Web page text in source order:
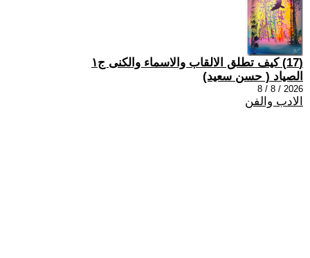
(17) كيف تطلق الالقاب والاسماء والكنى ج١
الصياد ‏( حسن سعيد‏)
2026 / 8 / 8
الادب والفن